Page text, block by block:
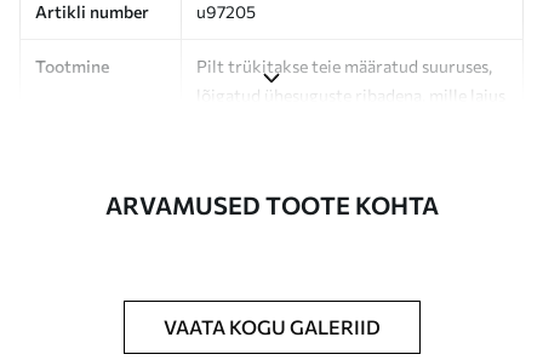
Artikli number u97205
Tootmine
Pilt trükitakse teie määratud suuruses,
lõigatud ühesuguste ribadena, mille laius
ARVAMUSED TOOTE KOHTA
VAATA KOGU GALERIID